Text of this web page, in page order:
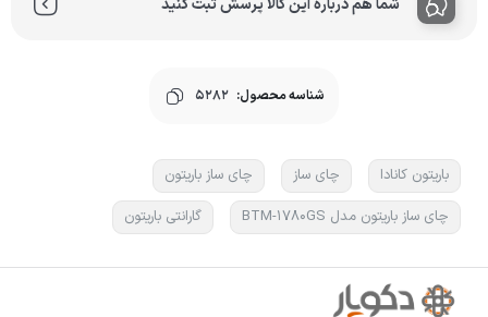
شناسه محصول: 5282
باریتون کانادا چای ساز
چای ساز باریتون
چای ساز باریتون مدل BTM-1780GS
گارانتی باریتون